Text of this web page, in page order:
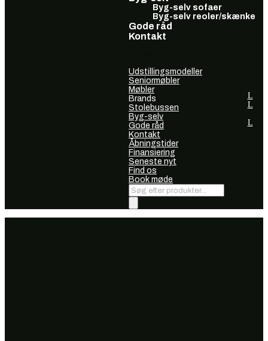
Byg-selv sofaer
Byg-selv reoler/skænke
Gode råd
Kontakt
Udstillingsmodeller
Seniormøbler
Møbler
Brands
Stolebussen
Byg-selv
Gode råd
Kontakt
Åbningstider
Finansiering
Seneste nyt
Find os
Book møde
Products
search